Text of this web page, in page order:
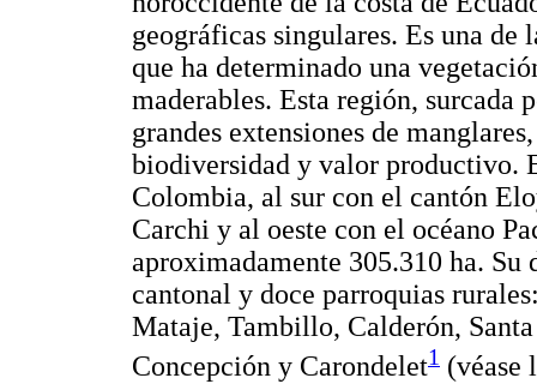
geográficas singulares. Es una
que ha determinado una
maderables. Esta región,
grandes extensiones de
biodiversidad y valor productivo.
Colombia, al sur con el cantón
Carchi y al oeste con el océano
aproximadamente 305.310 ha.
cantonal y doce parroquias
Mataje, Tambillo, Calderón,
Concepción y Carondelet1 (véase